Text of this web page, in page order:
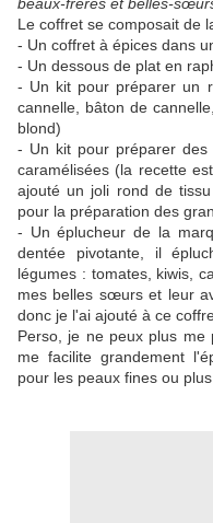
Le coffret se composait de
- Un coffret à épices dans
- Un dessous de plat en
- Un kit pour préparer un
cannelle, bâton de
blond)
- Un kit pour préparer des
caramélisées (la recette est
ajouté un joli rond de
pour la préparation des
- Un éplucheur de la
dentée pivotante, il
légumes : tomates, kiwis,
mes belles sœurs et leur
donc je l'ai ajouté à ce
Perso, je ne peux plus me
me facilite grandement
pour les peaux fines ou